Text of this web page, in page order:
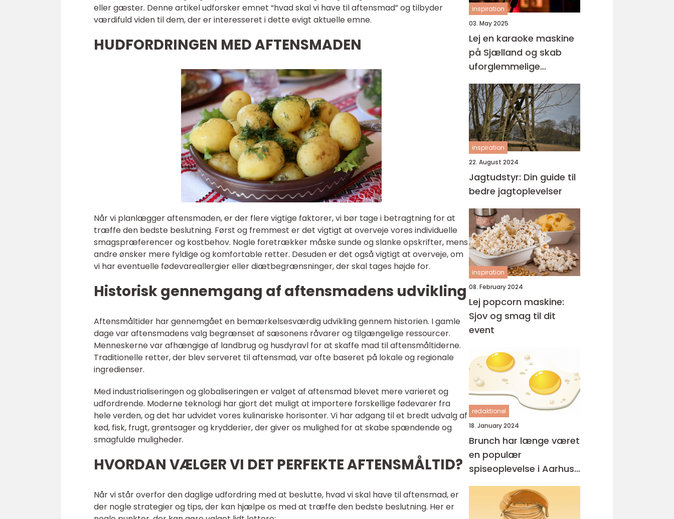
eller gæster. Denne artikel udforsker emnet “hvad skal vi have til aftensmad” og tilbyder
værdifuld viden til dem, der er interesseret i dette evigt aktuelle emne.
HUDFORDRINGEN MED AFTENSMADEN
Når vi planlægger aftensmaden, er der flere vigtige faktorer, vi bør tage i betragtning for at
træffe den bedste beslutning. Først og fremmest er det vigtigt at overveje vores individuelle
smagspræferencer og kostbehov. Nogle foretrækker måske sunde og slanke opskrifter, mens
andre ønsker mere fyldige og komfortable retter. Desuden er det også vigtigt at overveje, om
vi har eventuelle fødevareallergier eller diætbegrænsninger, der skal tages højde for.
Historisk gennemgang af aftensmadens udvikling
Aftensmåltider har gennemgået en bemærkelsesværdig udvikling gennem historien. I gamle
dage var aftensmadens valg begrænset af sæsonens råvarer og tilgængelige ressourcer.
Menneskerne var afhængige af landbrug og husdyravl for at skaffe mad til aftensmåltiderne.
Traditionelle retter, der blev serveret til aftensmad, var ofte baseret på lokale og regionale
ingredienser.
Med industrialiseringen og globaliseringen er valget af aftensmad blevet mere varieret og
udfordrende. Moderne teknologi har gjort det muligt at importere forskellige fødevarer fra
hele verden, og det har udvidet vores kulinariske horisonter. Vi har adgang til et bredt udvalg af
kød, fisk, frugt, grøntsager og krydderier, der giver os mulighed for at skabe spændende og
smagfulde muligheder.
HVORDAN VÆLGER VI DET PERFEKTE AFTENSMÅLTID?
Når vi står overfor den daglige udfordring med at beslutte, hvad vi skal have til aftensmad, er
der nogle strategier og tips, der kan hjælpe os med at træffe den bedste beslutning. Her er
inspiration
03. May 2025
Lej en karaoke maskine
på Sjælland og skab
uforglemmelige
øjeblikke
inspiration
22. August 2024
Jagtudstyr: Din guide til
bedre jagtoplevelser
inspiration
08. February 2024
Lej popcorn maskine:
Sjov og smag til dit
event
redaktionel
18. January 2024
Brunch har længe været
en populær
spiseoplevelse i Aarhus,
og byen har
efterhånden fået en
række steder, der er